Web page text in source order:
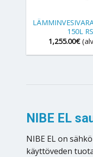
150L
1,255.00€
NIBE EL
NIBE EL on
käyttöveden